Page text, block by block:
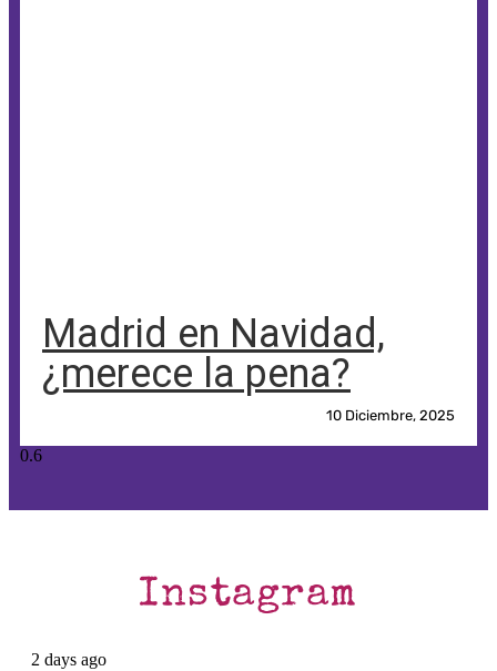
Madrid en Navidad,
¿merece la pena?
10 Diciembre, 2025
Instagram
2 days ago